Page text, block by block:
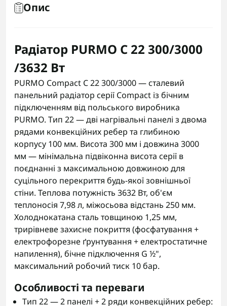
Опис
Радіатор PURMO C 22 300/3000
/3632 Вт
PURMO Compact C 22 300/3000 — сталевий
панельний радіатор серії Compact із бічним
підключенням від польського виробника
PURMO. Тип 22 — дві нагрівальні панелі з двома
рядами конвекційних ребер та глибиною
корпусу 100 мм. Висота 300 мм і довжина 3000
мм — мінімальна підвіконна висота серії в
поєднанні з максимальною довжиною для
суцільного перекриття будь-якої зовнішньої
стіни. Теплова потужність 3632 Вт, об'єм
теплоносія 7,98 л, міжосьова відстань 250 мм.
Холоднокатана сталь товщиною 1,25 мм,
трирівневе захисне покриття (фосфатування +
електрофорезне ґрунтування + електростатичне
напилення), бічне підключення G ½",
максимальний робочий тиск 10 бар.
Особливості та переваги
Тип 22 — 2 панелі + 2 ряди конвекційних ребер: